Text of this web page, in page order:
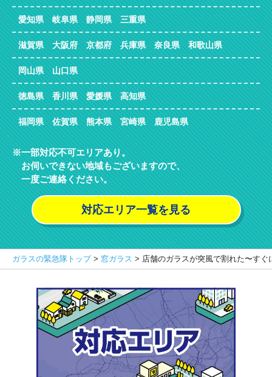
愛知県 岐阜県 静岡県 三重県
滋賀県 大阪府 京都府 兵庫県 奈良県 和歌山県
岡山県 山口県
徳島県 香川県 愛媛県 高知県
福岡県 佐賀県 熊本県 宮崎県 鹿児島県
一部対応不可エリアあり。
お伺いできない地域もございますので、
一度ご連絡ください。
対応エリア一覧を見る
ガラスの緊急隊トップ> 窓ガラス > 店舗のガラスが突風で割れた〜すぐ